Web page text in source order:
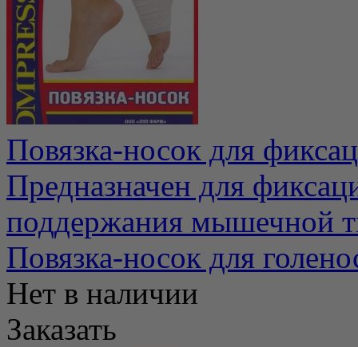
Повязка-носок для
Предназначен для
поддержания мышечной
Повязка-носок для
Нет в наличии
Заказать